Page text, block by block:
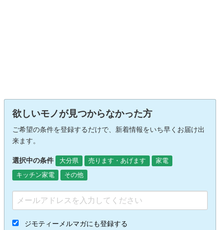
欲しいモノが見つからなかった方
ご希望の条件を登録するだけで、新着情報をいち早くお届け出
来ます。
選択中の条件 大分県 売ります・あげます
家電
キッチン家電
その他
ジモティーメルマガにも登録する